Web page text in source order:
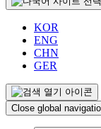
KOR
ENG
CHN
GER
Close global